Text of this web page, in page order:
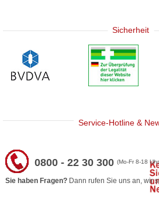
Sicherheit
Service-Hotline &
0800 - 22 30 300(Mo-Fr 8-18
Sie haben Fragen? Dann rufen Sie uns an, wir